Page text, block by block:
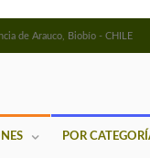
de Arauco, Biobío - CHILE
POR